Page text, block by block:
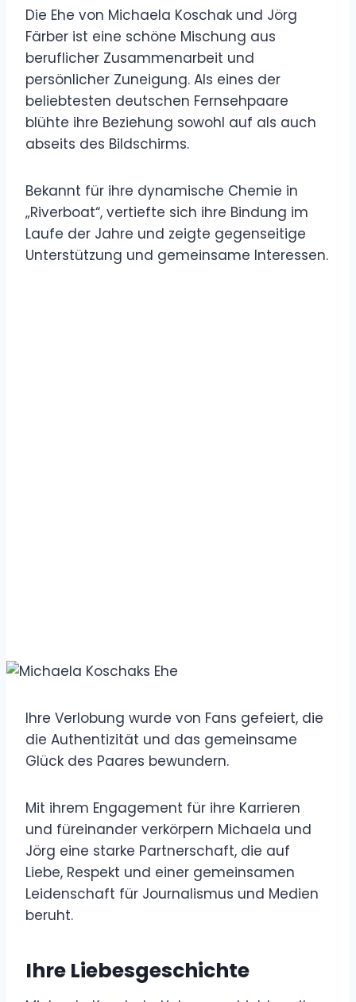
Die Ehe von Michaela Koschak und Jörg
Färber ist eine schöne Mischung aus
beruflicher Zusammenarbeit und
persönlicher Zuneigung. Als eines der
beliebtesten deutschen Fernsehpaare
blühte ihre Beziehung sowohl auf als auch
abseits des Bildschirms.
Bekannt für ihre dynamische Chemie in
„Riverboat“, vertiefte sich ihre Bindung im
Laufe der Jahre und zeigte gegenseitige
Unterstützung und gemeinsame Interessen.
Ihre Verlobung wurde von Fans gefeiert, die
die Authentizität und das gemeinsame
Glück des Paares bewundern.
Mit ihrem Engagement für ihre Karrieren
und füreinander verkörpern Michaela und
Jörg eine starke Partnerschaft, die auf
Liebe, Respekt und einer gemeinsamen
Leidenschaft für Journalismus und Medien
beruht.
Ihre Liebesgeschichte